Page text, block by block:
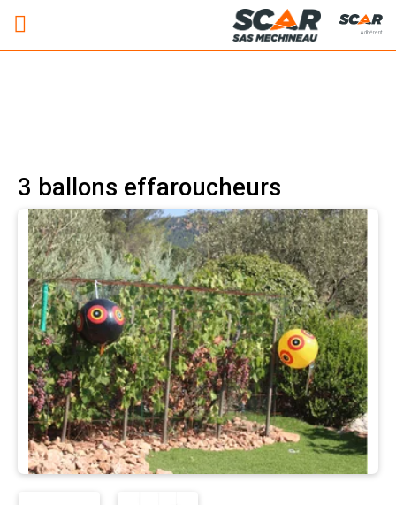
Adhérent
3 ballons effaroucheurs